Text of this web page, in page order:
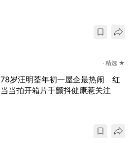
精选 ★
78岁汪明荃年初一屋企最热闹 红
当当拍开箱片手颤抖健康惹关注